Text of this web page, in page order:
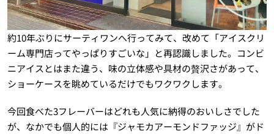
約10年ぶりにサーティワンへ行ってみて、改めて「アイスクリ
ーム専門店ってやっぱりすごいな」と再認識しました。コンビ
ニアイスとはまた違う、味の立体感や具材の贅沢さがあって、
ショーケースを眺めているだけでもワクワクします。
今回食べた3フレーバーはどれも人気に納得のおいしさでした
が、なかでも個人的には『ジャモカアーモンドファッジ』がド